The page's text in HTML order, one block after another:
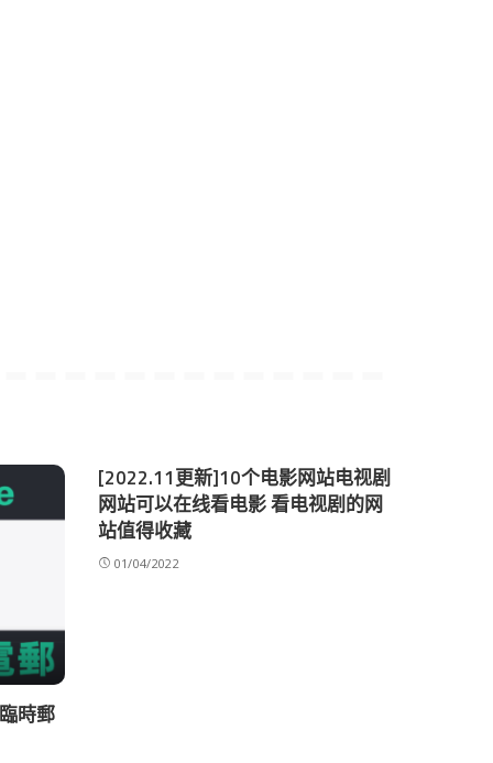
時郵
[2022.11更新]10个电影网站电视剧
网站可以在线看电影 看电视剧的网
站值得收藏
01/04/2022